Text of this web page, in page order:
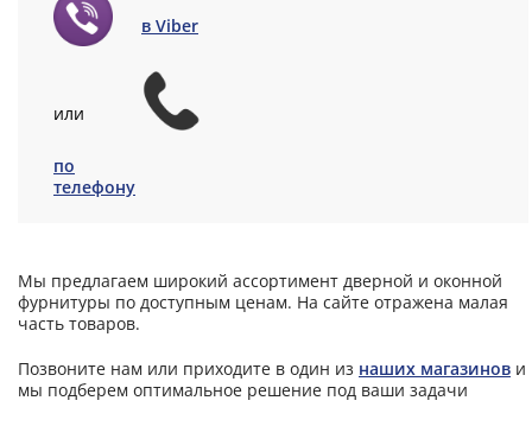
в Viber
или
по
телефону
Мы предлагаем широкий ассортимент дверной и оконной
фурнитуры по доступным ценам. На сайте отражена малая
часть товаров.
Позвоните нам или приходите в один из наших магазинов и
мы подберем оптимальное решение под ваши задачи